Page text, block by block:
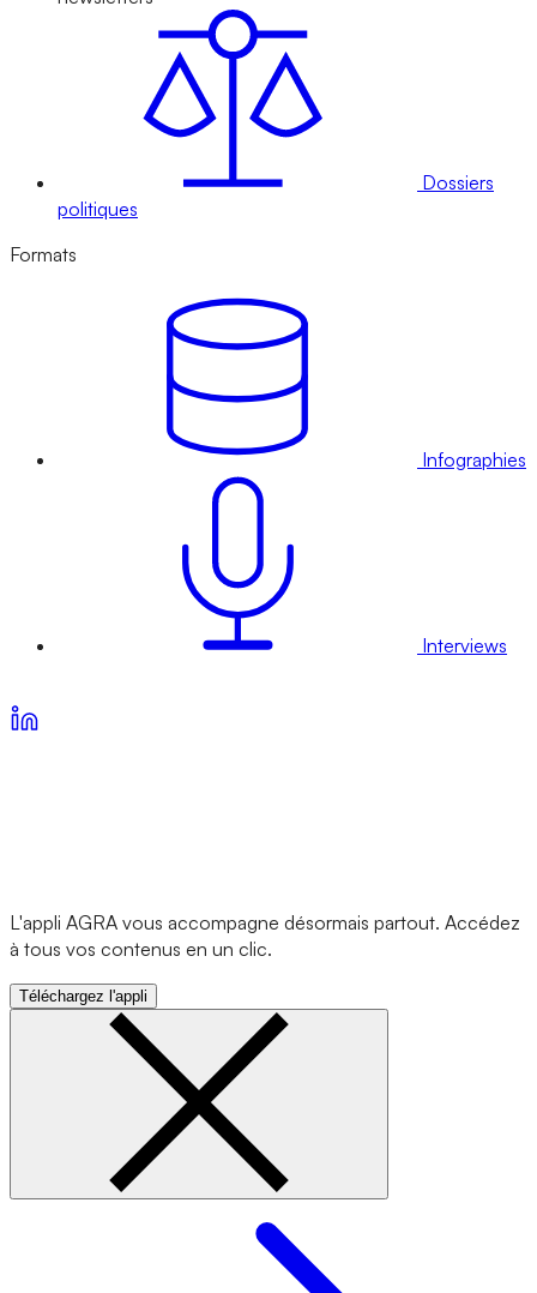
Dossiers
politiques
Formats
Infographies
Interviews
L'appli AGRA vous accompagne désormais partout. Accédez
à tous vos contenus en un clic.
Téléchargez l'appli